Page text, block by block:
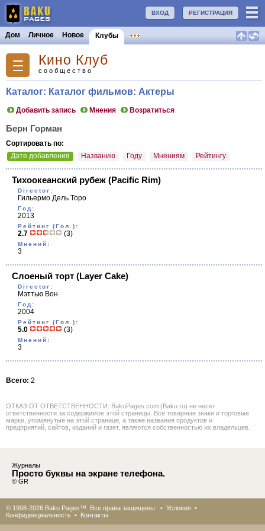
РЕГИСТРАЦИЯ
ВХОД
Дом Личное Новое Клубы
Кино Клуб
сообщество
Каталог: Каталог фильмов: Актеры
Добавить запись Мнения Возратиться
Берн Горман
Сортировать по:
Дате добавления
Названию Году Мнениям Рейтингу
Тихоокеанский рубеж (Pacific Rim)
Director:
Гильермо Дель Торо
Год:
2013
Рейтинг (Гол.):
2.7 (3)
Мнений:
3
Слоеный торт (Layer Cake)
Director:
Мэттью Вон
Год:
2004
Рейтинг (Гол.):
5.0 (3)
Мнений:
3
Всего: 2
ОТКАЗ ОТ ОТВЕТСТВЕННОСТИ: BakuPages.com (Baku.ru) не несет
ответственности за содержимое этой страницы. Все товарные знаки и торговые
марки, упомянутые на этой странице, а также названия продуктов и
предприятий, сайтов, изданий и газет, являются собственностью их владельцев.
Журналы
Просто буквы на экране телефона.
© GR
© 1998-2026 Baku Pages™. Все права защищены • Условия •
Конфиденциальность • Контакты